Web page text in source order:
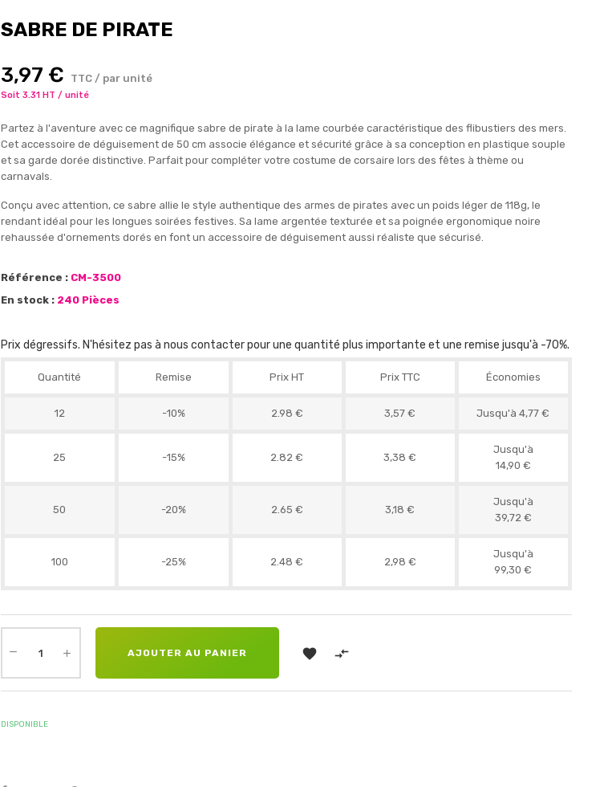
SABRE DE PIRATE
3,97 € TTC / par unité
Soit 3.31 HT / unité
Partez à l'aventure avec ce magnifique sabre de pirate à la lame courbée caractéristique des flibustiers des mers.
Cet accessoire de déguisement de 50 cm associe élégance et sécurité grâce à sa conception en plastique souple
et sa garde dorée distinctive. Parfait pour compléter votre costume de corsaire lors des fêtes à thème ou
carnavals.
Conçu avec attention, ce sabre allie le style authentique des armes de pirates avec un poids léger de 118g, le
rendant idéal pour les longues soirées festives. Sa lame argentée texturée et sa poignée ergonomique noire
rehaussée d'ornements dorés en font un accessoire de déguisement aussi réaliste que sécurisé.
Référence : CM-3500
En stock : 240 Pièces
Prix dégressifs. N'hésitez pas à nous contacter pour une quantité plus importante et une remise jusqu'à -70%.
Quantité Remise Prix HT Prix TTC Économies
12 -10% 2.98 € 3,57 € Jusqu'à 4,77 €
25 -15% 2.82 € 3,38 €
Jusqu'à
14,90 €
50 -20% 2.65 € 3,18 €
Jusqu'à
39,72 €
100 -25% 2.48 € 2,98 €
Jusqu'à
99,30 €
AJOUTER AU PANIER  
DISPONIBLE